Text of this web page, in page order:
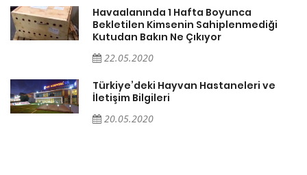
Havaalanında 1 Hafta Boyunca
Bekletilen Kimsenin Sahiplenmediği
Kutudan Bakın Ne Çıkıyor
22.05.2020
Türkiye’deki Hayvan Hastaneleri ve
İletişim Bilgileri
20.05.2020